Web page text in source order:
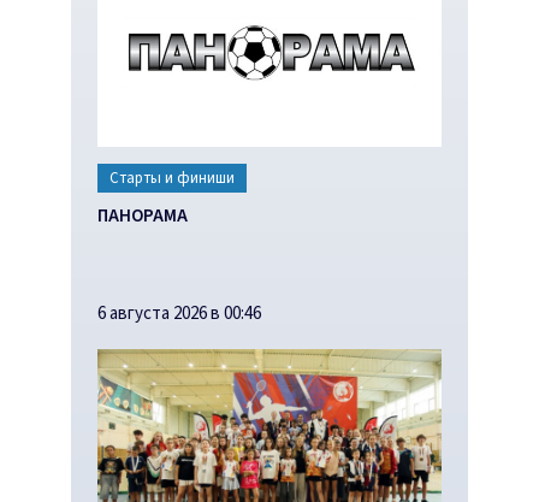
Старты и финиши
ПАНОРАМА
6 августа 2026 в 00:46